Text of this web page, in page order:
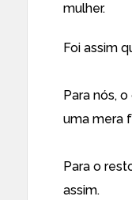
mulher.
Foi assim
Para nós,
uma mera
Para o
assim.